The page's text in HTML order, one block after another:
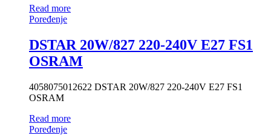
Read more
Poređenje
DSTAR 20W/827 220-240V E27 FS1
OSRAM
4058075012622 DSTAR 20W/827 220-240V E27 FS1
OSRAM
Read more
Poređenje